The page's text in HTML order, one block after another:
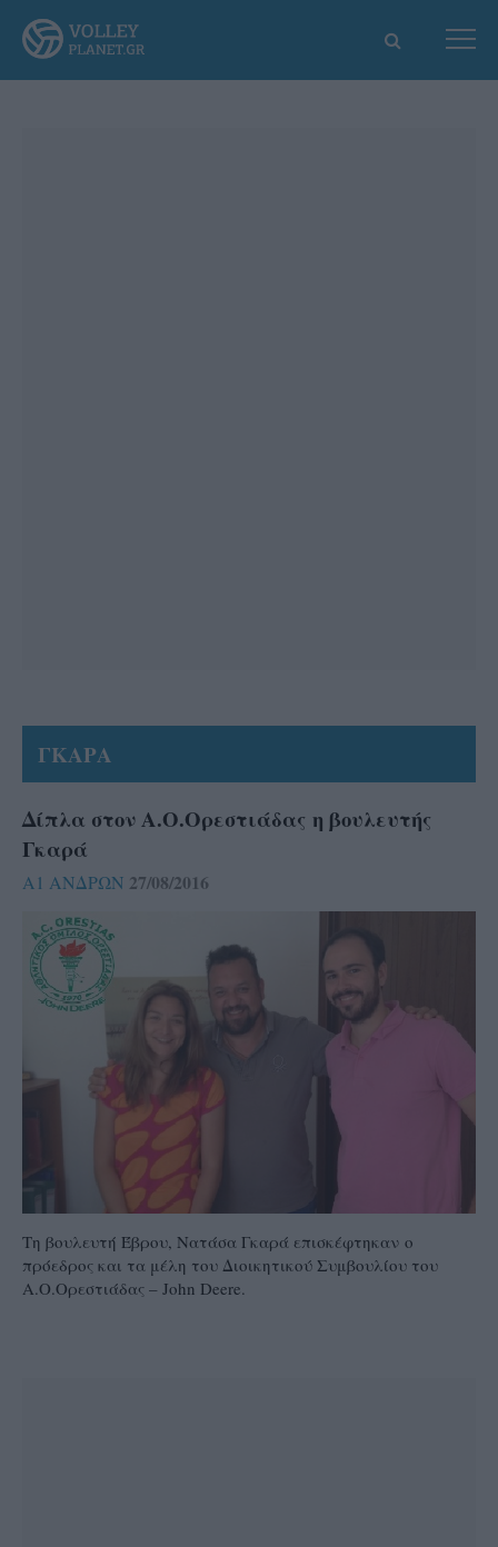
ΓΚΑΡΑ
Δίπλα στον Α.Ο.Ορεστιάδας η βουλευτής
Γκαρά
Α1 ΑΝΔΡΩΝ 27/08/2016
Τη βουλευτή Έβρου, Νατάσα Γκαρά επισκέφτηκαν ο
πρόεδρος και τα μέλη του Διοικητικού Συμβουλίου του
Α.Ο.Ορεστιάδας – John Deere.